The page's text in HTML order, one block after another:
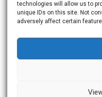
technologies will allow us to
unique IDs on this site. Not
adversely affect certain